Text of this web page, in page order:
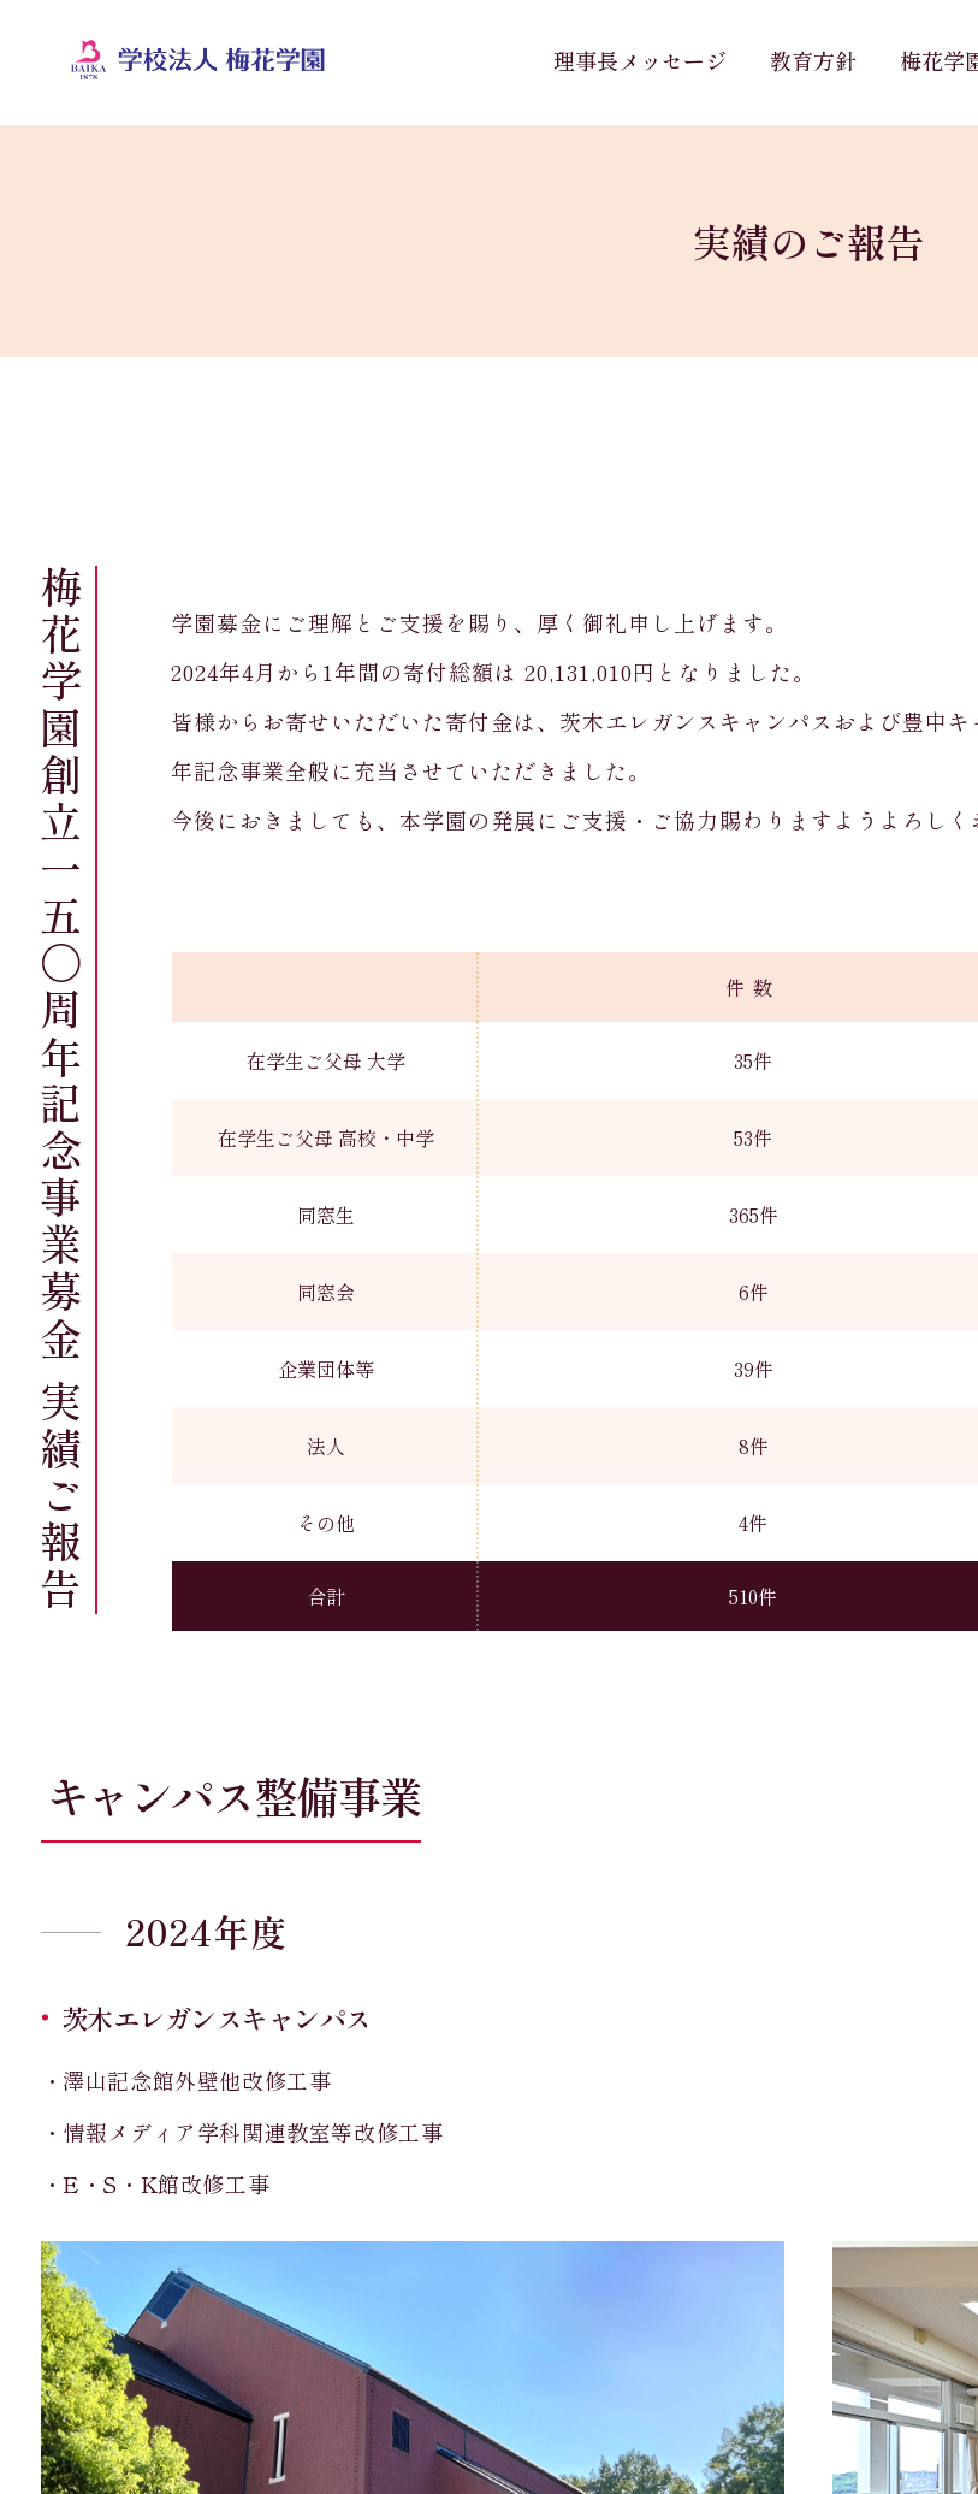
理事長メッセージ 教育方針 梅花学
実績のご報告
梅花学園創立一五〇周年記念事業募金 実績ご報告
学園募金にご理解とご支援を賜り、厚く御礼申し上げます。
2024年4月から1年間の寄付総額は 20,131,010円となりました。
皆様からお寄せいただいた寄付金は、茨木エレガンスキャンパスおよび豊中
年記念事業全般に充当させていただきました。
今後におきましても、本学園の発展にご支援・ご協力賜わりますようよろしく
件数
在学生ご父母 大学 35件
在学生ご父母 高校・中学 53件
同窓生 365件
同窓会 6件
企業団体等 39件
法人 8件
その他 4件
合計 510件
キャンパス整備事業
2024年度
茨木エレガンスキャンパス
・澤山記念館外壁他改修工事
・情報メディア学科関連教室等改修工事
・E・S・K館改修工事